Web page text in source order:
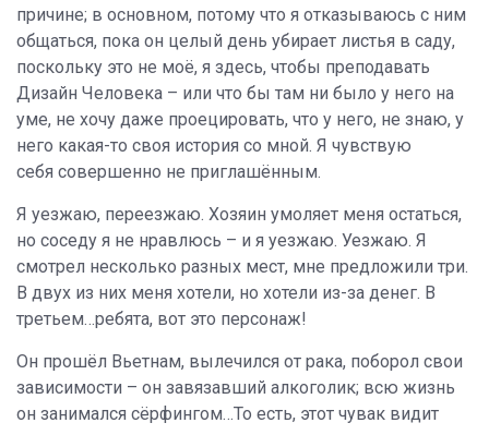
причине; в основном, потому что я отказываюсь с ним
общаться, пока он целый день убирает листья в саду,
поскольку это не моё, я здесь, чтобы преподавать
Дизайн Человека – или что бы там ни было у него на
уме, не хочу даже проецировать, что у него, не знаю, у
него какая-то своя история со мной. Я чувствую
себя совершенно не приглашённым.
Я уезжаю, переезжаю. Хозяин умоляет меня остаться,
но соседу я не нравлюсь – и я уезжаю. Уезжаю. Я
смотрел несколько разных мест, мне предложили три.
В двух из них меня хотели, но хотели из-за денег. В
третьем…ребята, вот это персонаж!
Он прошёл Вьетнам, вылечился от рака, поборол свои
зависимости – он завязавший алкоголик; всю жизнь
он занимался сёрфингом…То есть, этот чувак видит